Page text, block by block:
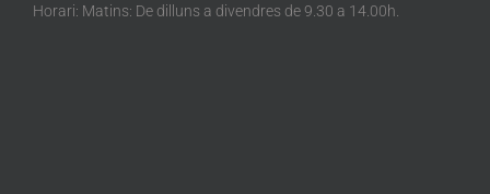
Horari: Matins: De dilluns a divendres de 9.30 a 14.00h.